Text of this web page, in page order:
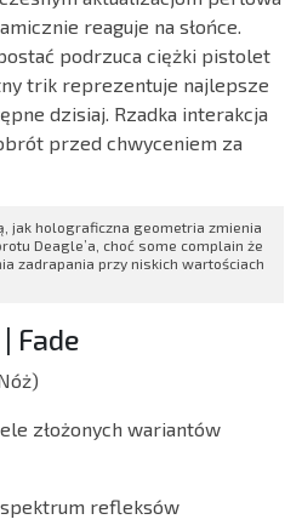
reaguje na słońce.
podrzuca ciężki pistolet
trik reprezentuje najlepsze
dzisiaj. Rzadka interakcja
przed chwyceniem za
jak holograficzna geometria zmienia
Deagle’a, choć some complain że
zadrapania przy niskich wartościach
Fade
złożonych wariantów
spektrum refleksów